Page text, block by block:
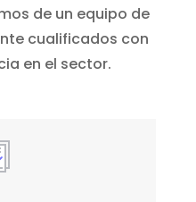
de un equipo de
cualificados con
en el sector.